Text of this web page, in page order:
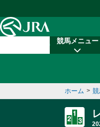
競馬メニュー
ホーム >